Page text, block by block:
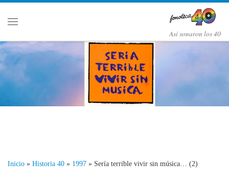
Así­ sonaron los 40
Inicio » Historia 40 » 1997 » Sería terrible vivir sin música… (2)